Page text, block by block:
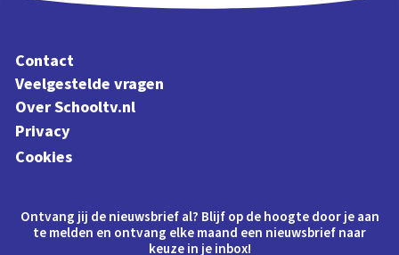
Contact
Veelgestelde vragen
Over Schooltv.nl
Privacy
Cookies
Ontvang jij de nieuwsbrief al? Blijf op de hoogte door je aan
te melden en ontvang elke maand een nieuwsbrief naar
keuze in je inbox!